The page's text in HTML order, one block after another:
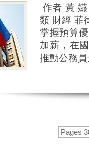
作者 黃
類 財經 菲
掌握預算
加薪，在
推動公務
Pages